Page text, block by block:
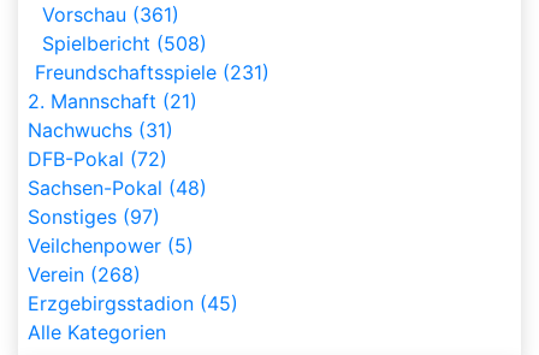
Vorschau (361)
Spielbericht (508)
Freundschaftsspiele (231)
2. Mannschaft (21)
Nachwuchs (31)
DFB-Pokal (72)
Sachsen-Pokal (48)
Sonstiges (97)
Veilchenpower (5)
Verein (268)
Erzgebirgsstadion (45)
Alle Kategorien